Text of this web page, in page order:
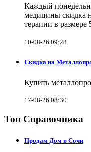
Каждый
медицины скидка
терапии в размере
10-08-26 09:28
Скидка на
Купить
17-08-26 08:30
Топ Справочника
Продам Дом в Сочи